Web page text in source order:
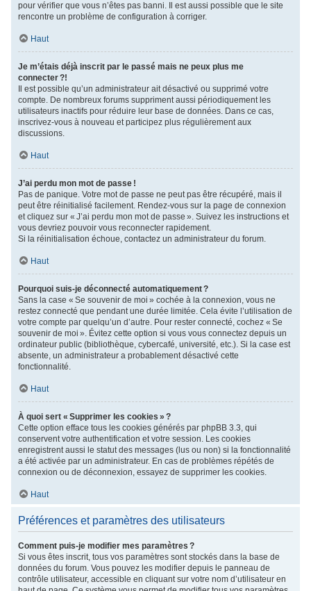
pour vérifier que vous n’êtes pas banni. Il est aussi possible que le site
rencontre un problème de configuration à corriger.
Haut
Je m’étais déjà inscrit par le passé mais ne peux plus me
connecter ?!
Il est possible qu’un administrateur ait désactivé ou supprimé votre
compte. De nombreux forums suppriment aussi périodiquement les
utilisateurs inactifs pour réduire leur base de données. Dans ce cas,
inscrivez-vous à nouveau et participez plus régulièrement aux
discussions.
Haut
J’ai perdu mon mot de passe !
Pas de panique. Votre mot de passe ne peut pas être récupéré, mais il
peut être réinitialisé facilement. Rendez-vous sur la page de connexion
et cliquez sur « J’ai perdu mon mot de passe ». Suivez les instructions et
vous devriez pouvoir vous reconnecter rapidement.
Si la réinitialisation échoue, contactez un administrateur du forum.
Haut
Pourquoi suis-je déconnecté automatiquement ?
Sans la case « Se souvenir de moi » cochée à la connexion, vous ne
restez connecté que pendant une durée limitée. Cela évite l’utilisation de
votre compte par quelqu’un d’autre. Pour rester connecté, cochez « Se
souvenir de moi ». Évitez cette option si vous vous connectez depuis un
ordinateur public (bibliothèque, cybercafé, université, etc.). Si la case est
absente, un administrateur a probablement désactivé cette
fonctionnalité.
Haut
À quoi sert « Supprimer les cookies » ?
Cette option efface tous les cookies générés par phpBB 3.3, qui
conservent votre authentification et votre session. Les cookies
enregistrent aussi le statut des messages (lus ou non) si la fonctionnalité
a été activée par un administrateur. En cas de problèmes répétés de
connexion ou de déconnexion, essayez de supprimer les cookies.
Haut
Préférences et paramètres des utilisateurs
Comment puis-je modifier mes paramètres ?
Si vous êtes inscrit, tous vos paramètres sont stockés dans la base de
données du forum. Vous pouvez les modifier depuis le panneau de
contrôle utilisateur, accessible en cliquant sur votre nom d’utilisateur en